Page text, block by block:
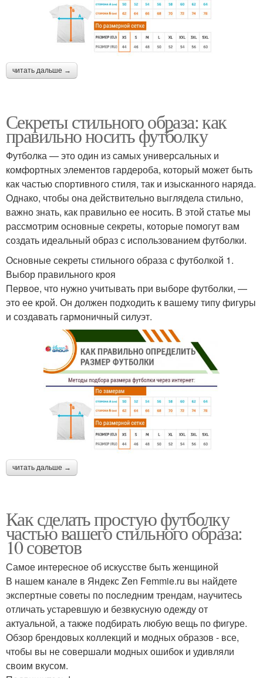
читать дальше →
Секреты стильного образа: как
правильно носить футболку
Футболка — это один из самых универсальных и
комфортных элементов гардероба, который может быть
как частью спортивного стиля, так и изысканного наряда.
Однако, чтобы она действительно выглядела стильно,
важно знать, как правильно ее носить. В этой статье мы
рассмотрим основные секреты, которые помогут вам
создать идеальный образ с использованием футболки.
Основные секреты стильного образа с футболкой 1.
Выбор правильного кроя
Первое, что нужно учитывать при выборе футболки, —
это ее крой. Он должен подходить к вашему типу фигуры
и создавать гармоничный силуэт.
читать дальше →
Как сделать простую футболку
частью вашего стильного образа:
10 советов
Самое интересное об искусстве быть женщиной
В нашем канале в Яндекс Zen Femmie.ru вы найдете
экспертные советы по последним трендам, научитесь
отличать устаревшую и безвкусную одежду от
актуальной, а также подбирать любую вещь по фигуре.
Обзор брендовых коллекций и модных образов - все,
чтобы вы не совершали модных ошибок и удивляли
своим вкусом.